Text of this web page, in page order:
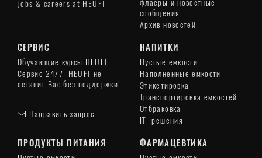
Jobs & careers at HEUFT
флаеры и новостные
сообщения
Архив новостей
СЕРВИС
Обучающие курсы HEUFT
Сервис 24/7: HEUFT не
оставит Вас без поддержки!
Направить запрос
НАПИТКИ
Пустые емкости
Наполненные емкости
Этикетировка
Транспортировка емкостей
Отбраковка
IT -решения
ПРОДУКТЫ ПИТАНИЯ ФАРМАЦЕВТИКА